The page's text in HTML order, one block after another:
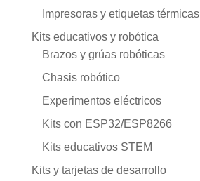
Impresoras y etiquetas térmicas
Kits educativos y robótica
Brazos y grúas robóticas
Chasis robótico
Experimentos eléctricos
Kits con ESP32/ESP8266
Kits educativos STEM
Kits y tarjetas de desarrollo